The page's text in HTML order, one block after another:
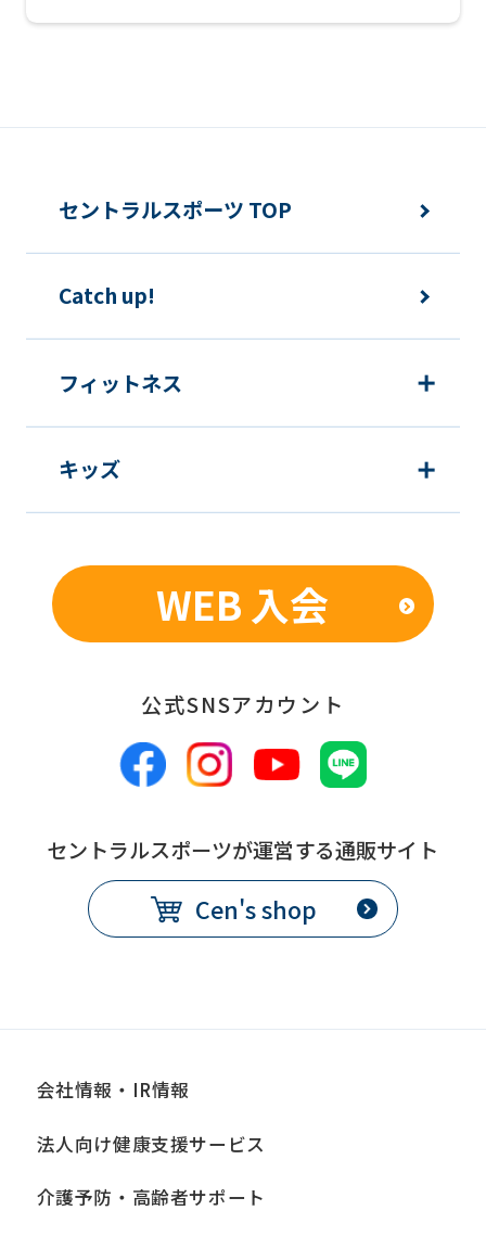
so
not
accurate
translation.
from
We
ask
that
fully
understand
this
using
the
service.
セントラルスポーツ TOP
Catch up!
フィットネス
キッズ
WEB 入会
公式SNSアカウント
セントラルスポーツが運営する通販サイト
Cen's shop
会社情報・IR情報
法人向け健康支援サービス
介護予防・高齢者サポート